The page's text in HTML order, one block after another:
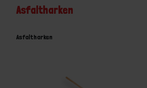
Asfaltharken
Asfaltharken